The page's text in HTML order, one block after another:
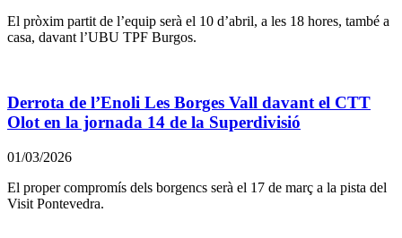
El pròxim partit de l’equip serà el 10 d’abril, a les 18 hores, també a
casa, davant l’UBU TPF Burgos.
Derrota de l’Enoli Les Borges Vall davant el CTT
Olot en la jornada 14 de la Superdivisió
01/03/2026
El proper compromís dels borgencs serà el 17 de març a la pista del
Visit Pontevedra.